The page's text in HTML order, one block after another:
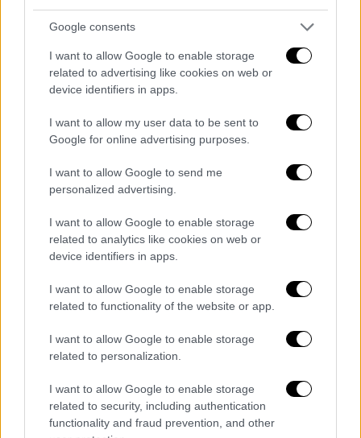
Google consents
I want to allow Google to enable storage
related to advertising like cookies on web or
device identifiers in apps.
I want to allow my user data to be sent to
Google for online advertising purposes.
I want to allow Google to send me
personalized advertising.
I want to allow Google to enable storage
related to analytics like cookies on web or
device identifiers in apps.
I want to allow Google to enable storage
related to functionality of the website or app.
I want to allow Google to enable storage
related to personalization.
I want to allow Google to enable storage
related to security, including authentication
functionality and fraud prevention, and other
Hellenic Seaways seasmiles
Το app επιτρέπει επίσηςεύκολη
ολοκλήρωση web check in
προγράμματος Seasmilesπροσφέρει
πλήρη εικόνα του λογαριασμού και των
προνομίων τους. Είναι διαθέσιμο για λήψη
Google PlayκαιApp Store, λειτουργώντας
ως έναςπρακτικός συνοδόςπριν και κατά τη
Παράλληλα, η δημιουργία ενός
συστήματος σύνδεσης
επιτρέπει την
πρόσβαση σεπολλαπλές υπηρεσίες με έναν
μόνο λογαριασμό. Μέσα από έναν κοινό